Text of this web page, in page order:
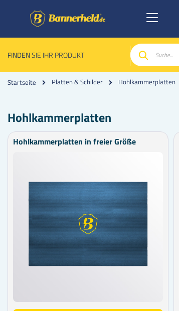
FINDENSIE IHR PRODUKT
Suche
Startseite Platten & Schilder Hohlkammerplatten
Hohlkammerplatten
Hohlkammerplatten in freier Größe